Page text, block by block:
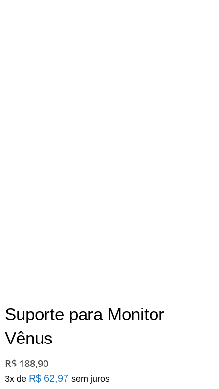
Suporte para Monitor
Vênus
R$ 188,90
3x de R$ 62,97 sem juros
Suporte